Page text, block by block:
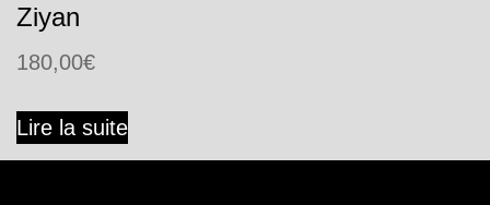
Ziyan
180,00€
Lire la suite